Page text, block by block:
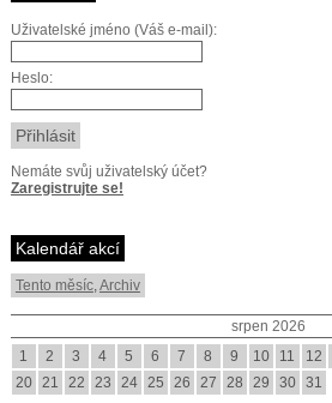
Uživatelské jméno (Váš e-mail):
Heslo:
Nemáte svůj uživatelský účet?
Zaregistrujte se!
Kalendář akcí
Tento měsíc,Archiv
srpen 2026
1
2 3 4 5 6 7 8 9 10 11 12
20 21 22 23 24 25 26 27 28 29 30 31